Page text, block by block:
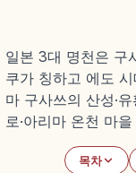
일본 3대 명천은 구
쿠가 칭하고 에도
마 구사쓰의 산성·
로·아리마 온천 마
목차